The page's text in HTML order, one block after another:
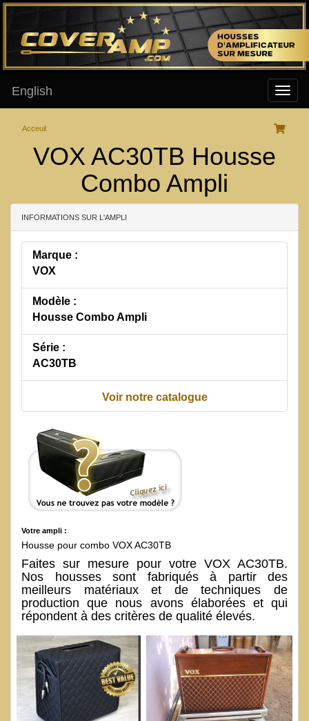
English
Acceuil
VOX AC30TB Housse
Combo Ampli
INFORMATIONS SUR L'AMPLI
Marque :
VOX
Modèle :
Housse Combo Ampli
Série :
AC30TB
Voir notre catalogue
Votre ampli :
Housse pour combo VOX AC30TB
Faites sur mesure pour votre VOX AC30TB.
Nos housses sont fabriqués à partir des
meilleurs matériaux et de techniques de
production que nous avons élaborées et qui
répondent à des critères de qualité élevés.